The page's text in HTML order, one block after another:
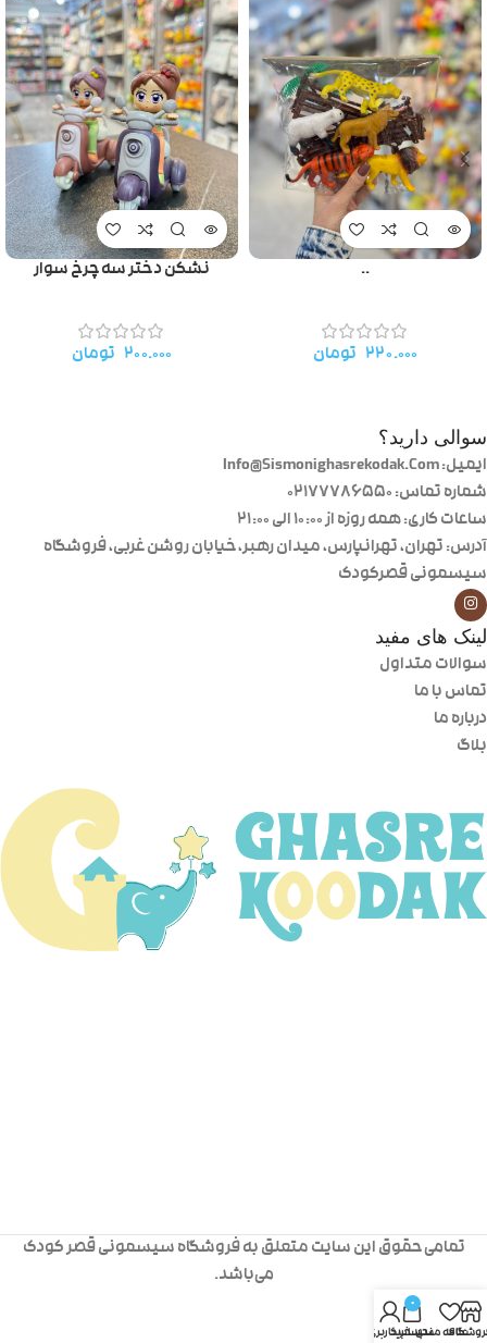
..
۲۲۰.۰۰۰ تومان
نشکن دختر سه چرخ سوار
۲۰۰.۰۰۰ تومان
سوالی دارید؟
ایمیل: Info@Sismonighasrekodak.Com
شماره تماس: 02177786550
ساعات کاری: همه روزه از ۱۰:۰۰ الی ۲۱:۰۰
آدرس: تهران، تهرانپارس، میدان رهبر، خیابان روشن غربی، فروشگاه
سیسمونی قصرکودک
لینک های مفید
سوالات متداول
تماس با ما
درباره ما
بلاگ
تمامی حقوق این سایت متعلق به فروشگاه سیسمونی قصر کودک
می‌باشد.
علاقه مندی
0
سبد خرید
حساب کاربری من